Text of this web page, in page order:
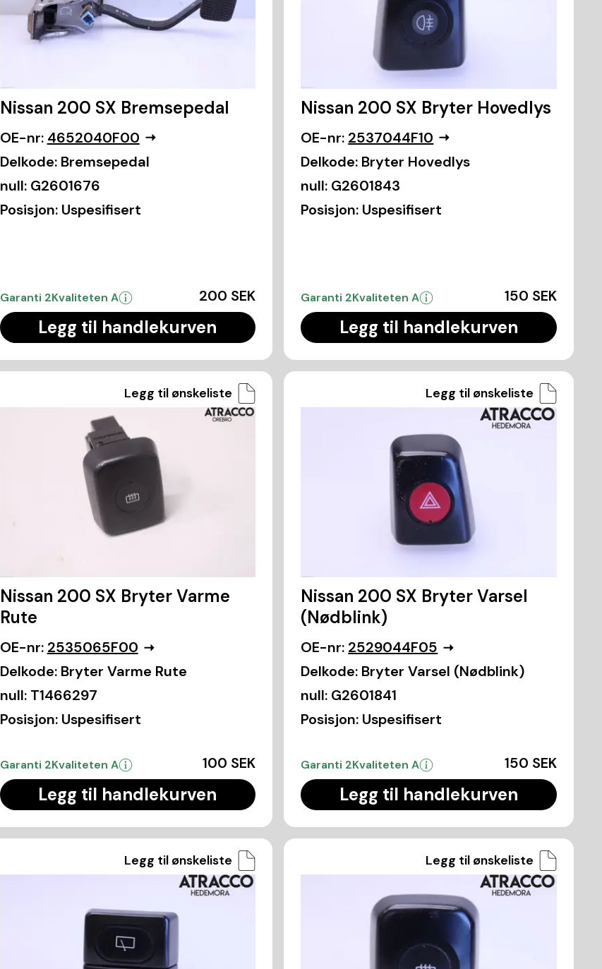
Nissan 200 SX Bremsepedal
OE-nr: 4652040F00
Delkode: Bremsepedal
null: G2601676
Posisjon: Uspesifisert
Garanti 2Kvaliteten A 200 SEK
Legg til handlekurven
Nissan 200 SX Bryter Hovedlys
OE-nr: 2537044F10
Delkode: Bryter Hovedlys
null: G2601843
Posisjon: Uspesifisert
Garanti 2Kvaliteten A 150 SEK
Legg til handlekurven
Legg til ønskeliste
Nissan 200 SX Bryter Varme
Rute
OE-nr: 2535065F00
Delkode: Bryter Varme Rute
null: T1466297
Posisjon: Uspesifisert
Garanti 2Kvaliteten A 100 SEK
Legg til handlekurven
Legg til ønskeliste
Nissan 200 SX Bryter Varsel
(Nødblink)
OE-nr: 2529044F05
Delkode: Bryter Varsel (Nødblink)
null: G2601841
Posisjon: Uspesifisert
Garanti 2Kvaliteten A 150 SEK
Legg til handlekurven
Legg til ønskeliste Legg til ønskeliste